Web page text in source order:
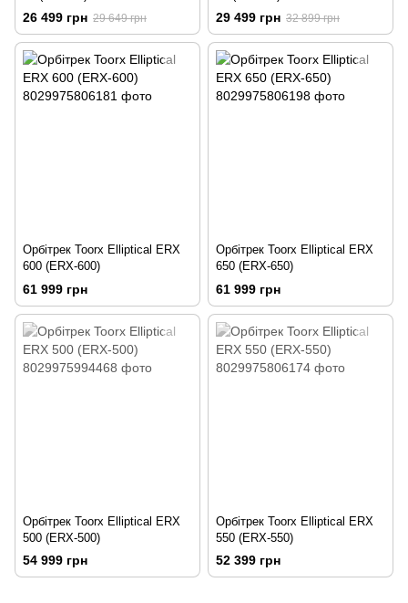
26 499 грн 29 649 грн 29 499 грн 32 899 грн
Орбітрек Toorx Elliptical ERX
600 (ERX-600)
61 999 грн
Орбітрек Toorx Elliptical ERX
650 (ERX-650)
61 999 грн
Орбітрек Toorx Elliptical ERX
500 (ERX-500)
54 999 грн
Орбітрек Toorx Elliptical ERX
550 (ERX-550)
52 399 грн